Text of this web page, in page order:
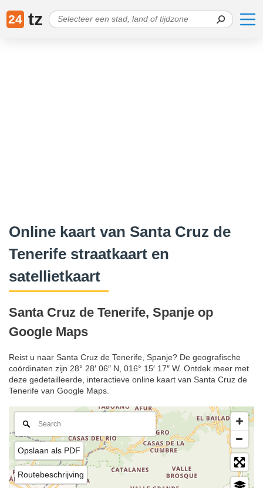
24 tz
Online kaart van Santa Cruz de
Tenerife straatkaart en
satellietkaart
Santa Cruz de Tenerife, Spanje op
Google Maps
Reist u naar Santa Cruz de Tenerife, Spanje? De geografische
coördinaten zijn 28° 28′ 06″ N, 016° 15′ 17″ W. Ontdek meer met
deze gedetailleerde, interactieve online kaart van Santa Cruz de
Tenerife van Google Maps.
Opslaan als PDF
Routebeschrijving